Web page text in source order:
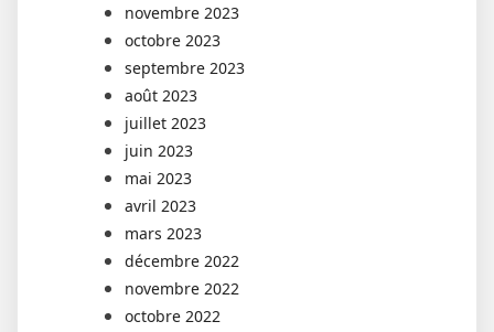
novembre 2023
octobre 2023
septembre 2023
août 2023
juillet 2023
juin 2023
mai 2023
avril 2023
mars 2023
décembre 2022
novembre 2022
octobre 2022